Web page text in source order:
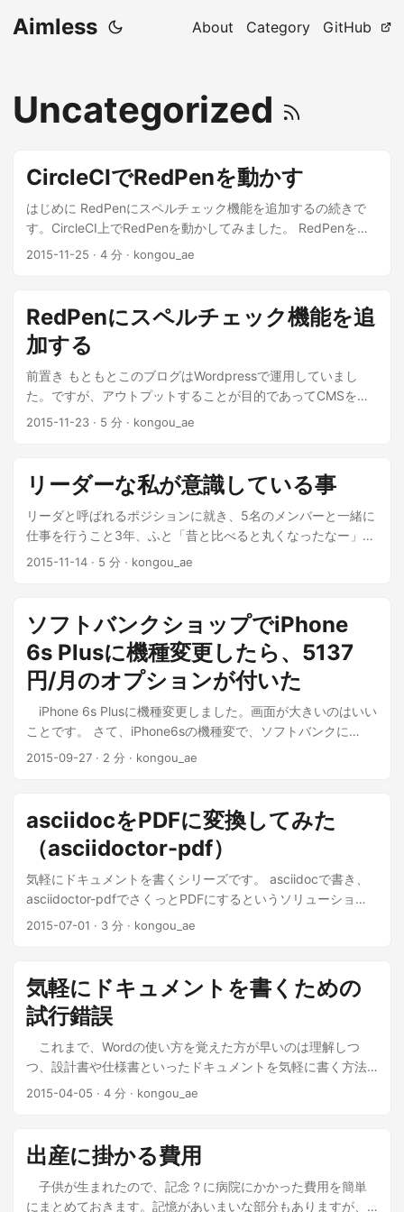
Aimless About Category GitHub
Uncategorized
CircleCIでRedPenを動かす
はじめに RedPenにスペルチェック機能を追加するの続きで
す。CircleCI上でRedPenを動かしてみました。 RedPenを利
用したスペルチェックがローカル環境で動くことを確認しま
CircleCI上で動作させてみようと思います。 ...
2015-11-25 · 4 分 · kongou_ae
RedPenにスペルチェック機能を追
加する
前置き もともとこのブログはWordpressで運用していまし
た。ですが、アウトプットすることが目的であってCMSを運
用することは目的ではありませんので、HUGO + Github
2015-11-23 · 5 分 · kongou_ae
リーダーな私が意識している事
リーダと呼ばれるポジションに就き、5名のメンバーと一緒に
仕事を行うこと3年、ふと「昔と比べると丸くなったなー」と
思ったので、今意識している事をメモしておきます。社内研
できていることもあれば、中々できないこともあるので、今
一度意識しなおして、半年くらい経ったら見返したい。 ...
2015-11-14 · 5 分 · kongou_ae
ソフトバンクショップでiPhone
6s Plusに機種変更したら、5137
円/月のオプションが付いた
iPhone 6s Plusに機種変更しました。画面が大きいのはいい
ことです。 さて、iPhone6sの機種変で、ソフトバンクに
3500円/月のオプション加入を迫られたwwwを見て、「そう
金 備考 あんしん保証パックプラス ￥702 機種変更前も契
約。機種変更後も利用 基本パック ￥540 機種変更前も契約。
機種変更後も利用 機種変更先取りプログラム ￥324 オススメ
コンテンツ ￥324 ことりっぷ、ライフレンジャー、music.jp
のパック とく放題（m） ￥637 UULA ￥504 アニメ放題
￥540 ブック放題 ￥540 NETFLIX ￥1026 さらに、速度維持
の仕組みが「制限モード」から「快適モード」に変更になり
す。つまり、この現代においてパケ死するモードです。 ...
2015-09-27 · 2 分 · kongou_ae
asciidocをPDFに変換してみた
（asciidoctor-pdf）
気軽にドキュメントを書くシリーズです。 asciidocで書き、
asciidoctor-pdfでさくっとPDFにするというソリューション
があるようなので試行錯誤を繰り返した結果、この.adocをこ
2015-07-01 · 3 分 · kongou_ae
気軽にドキュメントを書くための
試行錯誤
これまで、Wordの使い方を覚えた方が早いのは理解しつ
つ、設計書や仕様書といったドキュメントを気軽に書く方法
を模索してきました。 これまでの取り組み reST + rst2pdf 方
で、会社のWindows上での動作を実現。 結果 気軽にドキュメ
ントを書く（Sphinx + rst2pdf + LiveReload + docker）
PDF作成ツールのrst2pdfの情報が少なく、見た目を拡張する
ことに限界を感じた。 reSTよりもMarkdownを使いたくなっ
2015-04-05 · 4 分 · kongou_ae
出産に掛かる費用
子供が生まれたので、記念？に病院にかかった費用を簡単
にまとめておきます。記憶があいまいな部分もありますが、